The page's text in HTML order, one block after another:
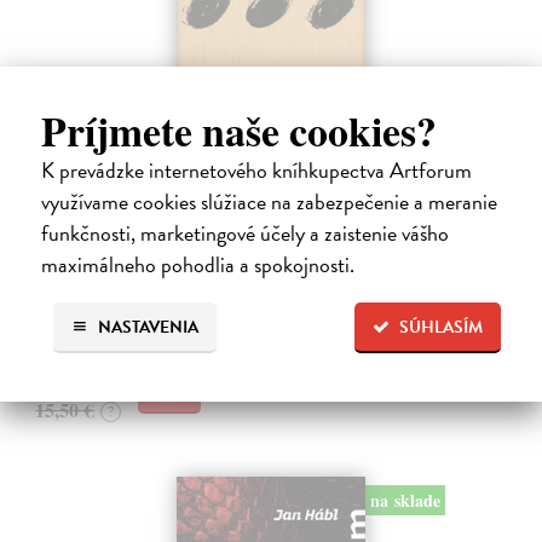
Príjmete naše cookies?
K prevádzke internetového kníhkupectva Artforum
využívame cookies slúžiace na zabezpečenie a meranie
funkčnosti, marketingové účely a zaistenie vášho
maximálneho pohodlia a spokojnosti.
SÚHLASÍM
NASTAVENIA
Pomalost
Kundera Milan| Kniha
Pomalost, chronologicky první ze čtyř románů Milana Kundery
napsaných francouzsky, vychází v českém překladu Anny
Kareninové. Vydávání Kunderových románů v českém jazyce se
Na sklade ?
15,50 € ?
na sklade